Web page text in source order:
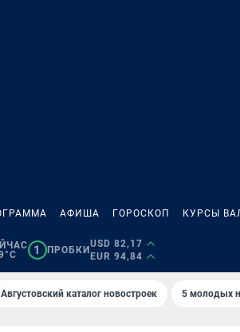
АФИША ГОРОСКОП КУРСЫ
1 ПРОБКИ
USD 82,17
EUR 94,84
Августовский каталог новостроек 5 молодых